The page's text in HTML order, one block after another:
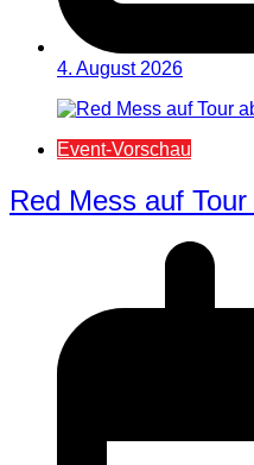
4. August 2026
Event-Vorschau
Red Mess auf